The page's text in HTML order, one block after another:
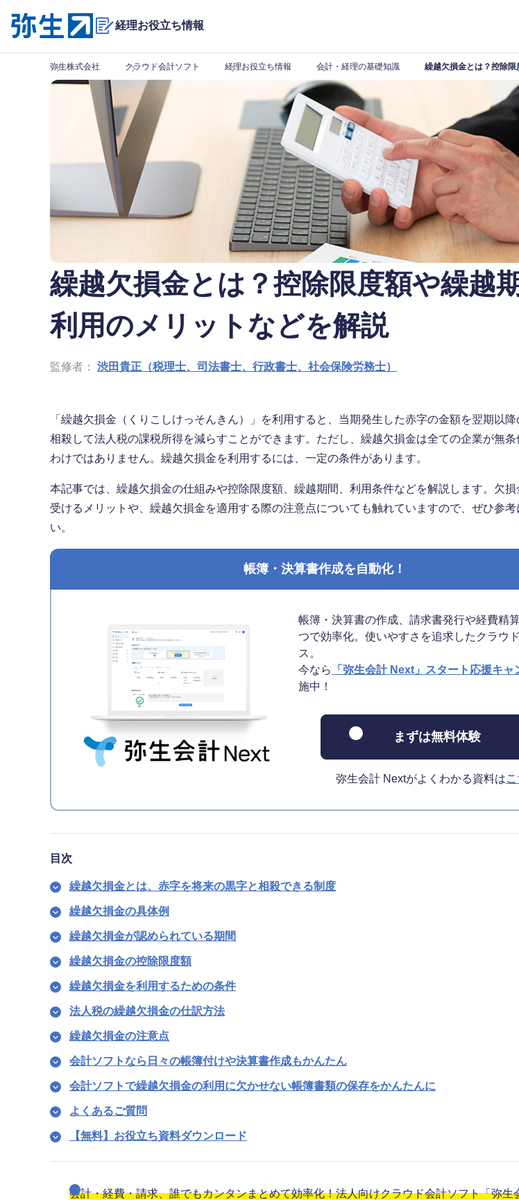
経理お役立ち情報
弥生株式会社 クラウド会計ソフト 経理お役立ち情報 会計・経理の基礎知識 繰越欠損金とは？控除
繰越欠損金とは？控除限度額や繰越期
利用のメリットなどを解説
監修者： 渋田貴正（税理士、司法書士、行政書士、社会保険労務士）
「繰越欠損金（くりこしけっそんきん）」を利用すると、当期発生した赤字の金額を翌期以降
相殺して法人税の課税所得を減らすことができます。ただし、繰越欠損金は全ての企業が無条
わけではありません。繰越欠損金を利用するには、一定の条件があります。
本記事では、繰越欠損金の仕組みや控除限度額、繰越期間、利用条件などを解説します。欠
受けるメリットや、繰越欠損金を適用する際の注意点についても触れていますので、ぜひ参考
い。
帳簿・決算書作成を自動化！
帳簿・決算書の作成、請求書発行や経費精
つで効率化。使いやすさを追求したクラウ
ス。
今なら
「弥生会計 Next」スタート応援キャ
施中！
まずは無料体験
弥生会計 Nextがよくわかる資料は
目次
繰越欠損金とは、赤字を将来の黒字と相殺できる制度
繰越欠損金の具体例
繰越欠損金が認められている期間
繰越欠損金の控除限度額
繰越欠損金を利用するための条件
法人税の繰越欠損金の仕訳方法
繰越欠損金の注意点
会計ソフトなら日々の帳簿付けや決算書作成もかんたん
会計ソフトで繰越欠損金の利用に欠かせない帳簿書類の保存をかんたんに
よくあるご質問
【無料】お役立ち資料ダウンロード
会計・経費・請求、誰でもカンタンまとめて効率化！法人向けクラウド会計ソフト「弥生